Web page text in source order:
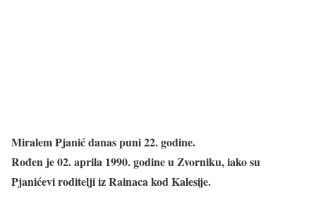
Miralem Pjanić danas puni 22. godine.
Rođen je 02. aprila 1990. godine u Zvorniku, iako su
Pjanićevi roditelji iz Rainaca kod Kalesije.